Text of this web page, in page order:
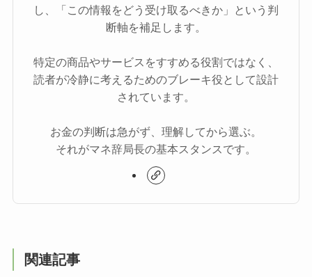
し、「この情報をどう受け取るべきか」という判
断軸を補足します。
特定の商品やサービスをすすめる役割ではなく、
読者が冷静に考えるためのブレーキ役として設計
されています。
お金の判断は急がず、理解してから選ぶ。
それがマネ辞局長の基本スタンスです。
関連記事